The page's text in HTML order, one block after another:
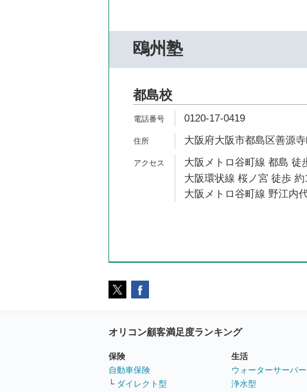
鴎州塾
都島校
0120-17-0419
大阪府大阪市都島区善源
大阪メトロ谷町線 都島 徒
大阪環状線 桜ノ宮 徒歩 約
大阪メトロ谷町線 野江内
オリコン顧客満足度ランキング
保険
自動車保険
└ ダイレクト型
生活
ウォーターサーバー
浄水型